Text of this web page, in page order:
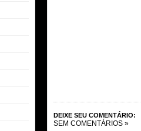
DEIXE SEU COMENTÁRIO:
SEM COMENTÁRIOS »